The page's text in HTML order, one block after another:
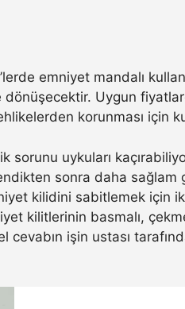
emniyet mandalı
Uygun
korunması için
sorunu uykuları
sonra daha
kilidini sabitlemek için
kilitlerinin basmalı,
cevabın işin ustası